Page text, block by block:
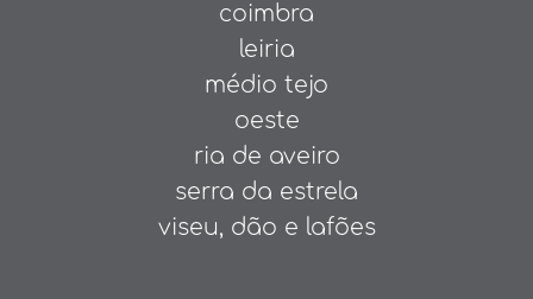
coimbra
leiria
médio tejo
oeste
ria de aveiro
serra da estrela
viseu, dão e lafões